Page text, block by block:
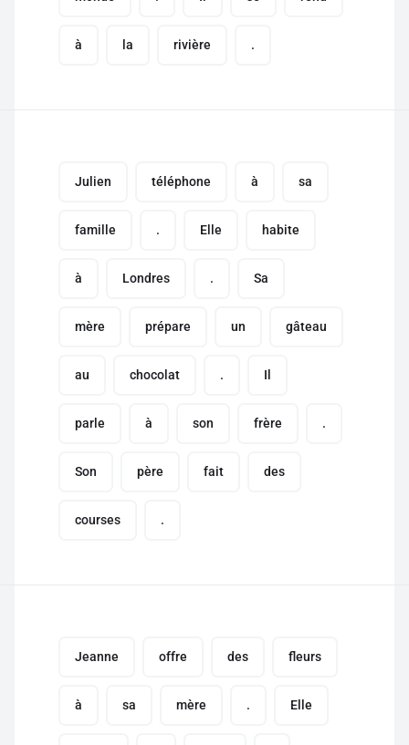
à la rivière .
Julien téléphone à sa
famille . Elle habite
à Londres . Sa
mère prépare un gâteau
au chocolat . Il
parle à son frère .
Son père fait des
courses .
Jeanne offre des fleurs
à sa mère . Elle